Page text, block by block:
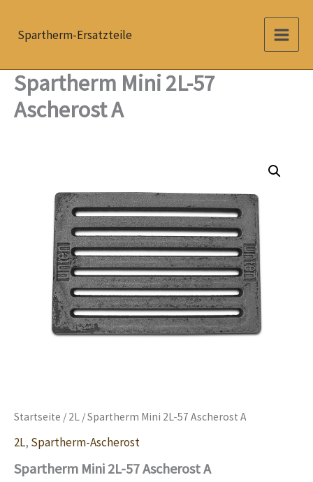
InhaltSpartherm-Ersatzteile
Spartherm Mini 2L-57
Ascherost A
Startseite / 2L / Spartherm Mini 2L-57 Ascherost A
2L, Spartherm-Ascherost
Spartherm Mini 2L-57 Ascherost A